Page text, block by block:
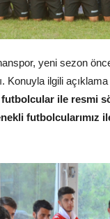
yeni sezon
ilgili
futbolcular ile resmi
futbolcularımız